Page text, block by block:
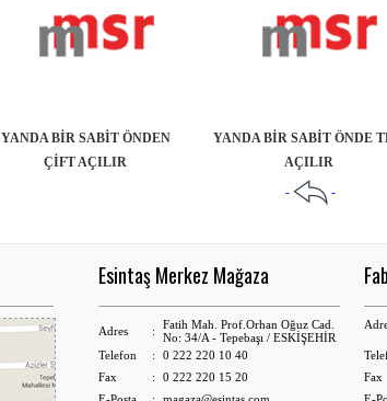
YANDA BİR SABİT ÖNDEN
ÇİFT AÇILIR
YANDA BİR SABİT ÖNDE
AÇILIR
-
-
Esintaş Merkez Mağaza
Adres :
Fatih Mah. Prof.Orhan Oğuz Cad.
No: 34/A - Tepebaşı / ESKİŞEHİR
Telefon
:
0 222 220 10 40
Fax
:
0 222 220 15 20
Fax